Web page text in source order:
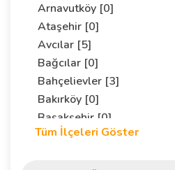
Arnavutköy [0]
Ataşehir [0]
Avcılar [5]
Bağcılar [0]
Bahçelievler [3]
Bakırköy [0]
Başakşehir [0]
Bayrampaşa [0]
Tüm İlçeleri Göster